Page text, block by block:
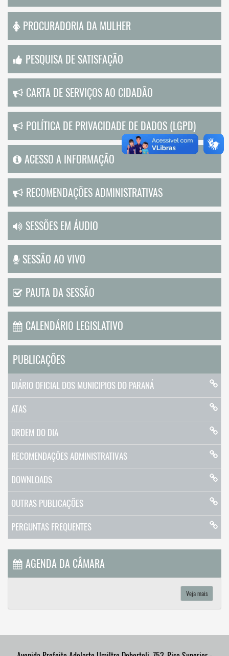
PROCURADORIA DA MULHER
PESQUISA DE SATISFAÇÃO
CARTA DE SERVIÇOS AO CIDADÃO
POLÍTICA DE PRIVACIDADE DE DADOS (LGPD)
ACESSO A INFORMAÇÃO
RECOMENDAÇÕES ADMINISTRATIVAS
SESSÕES EM ÁUDIO
SESSÃO AO VIVO
PAUTA DA SESSÃO
CALENDÁRIO LEGISLATIVO
PUBLICAÇÕES
DIÁRIO OFICIAL DOS MUNICIPIOS DO PARANÁ
ATAS
ORDEM DO DIA
RECOMENDAÇÕES ADMINISTRATIVAS
DOWNLOADS
OUTRAS PUBLICAÇÕES
PERGUNTAS FREQUENTES
AGENDA DA CÂMARA
Veja mais